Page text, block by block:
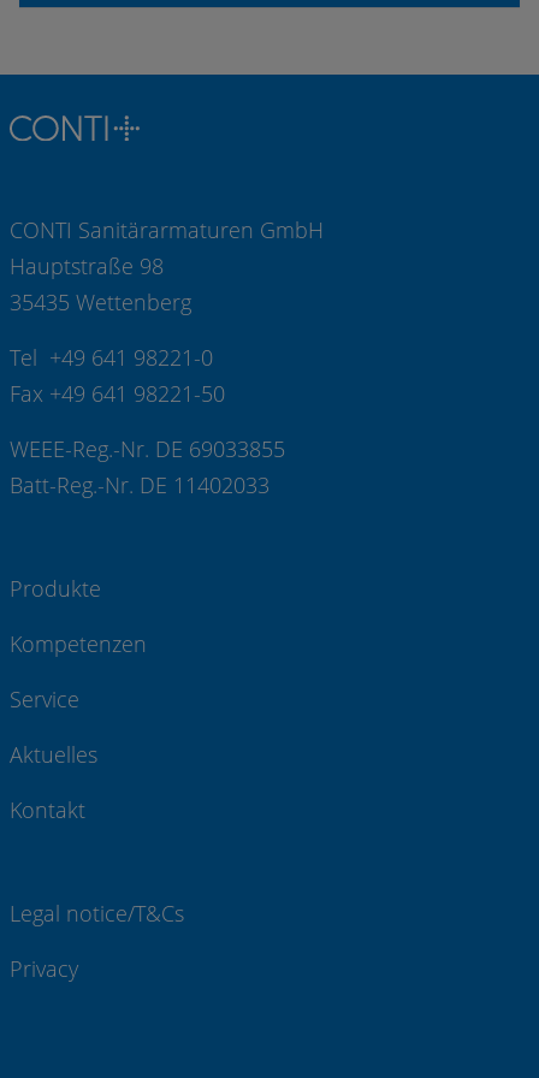
CONTI Sanitärarmaturen GmbH
Hauptstraße 98
35435 Wettenberg
Tel +49 641 98221-0
Fax +49 641 98221-50
WEEE-Reg.-Nr. DE 69033855
Batt-Reg.-Nr. DE 11402033
Produkte
Kompetenzen
Service
Aktuelles
Kontakt
Legal notice/T&Cs
Privacy